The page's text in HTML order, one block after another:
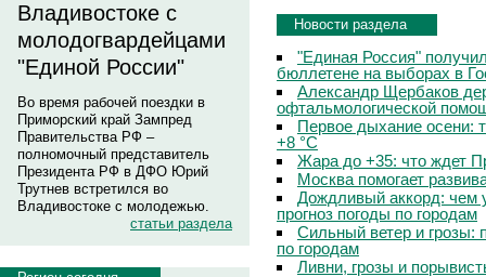
Владивостоке с
молодогвардейцами
"Единой России"
Во время рабочей поездки в
Приморский край Зампред
Правительства РФ –
полномочный представитель
Президента РФ в ДФО Юрий
Трутнев встретился во
Владивостоке с молодежью.
статьи раздела
Новости раздела
"Единая Россия"
бюллетене на выборах в
Александр Щербаков
офтальмологической
Первое дыхание осени:
+8 °C
Жара до +35: что ждет
Москва помогает
Дождливый аккорд: чем
прогноз погоды по городам
Сильный ветер и грозы:
по городам
Ливни, грозы и